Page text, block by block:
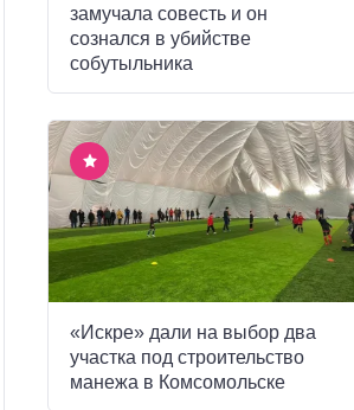
замучала совесть и он
сознался в убийстве
собутыльника
«Искре» дали на выбор два
участка под строительство
манежа в Комсомольске